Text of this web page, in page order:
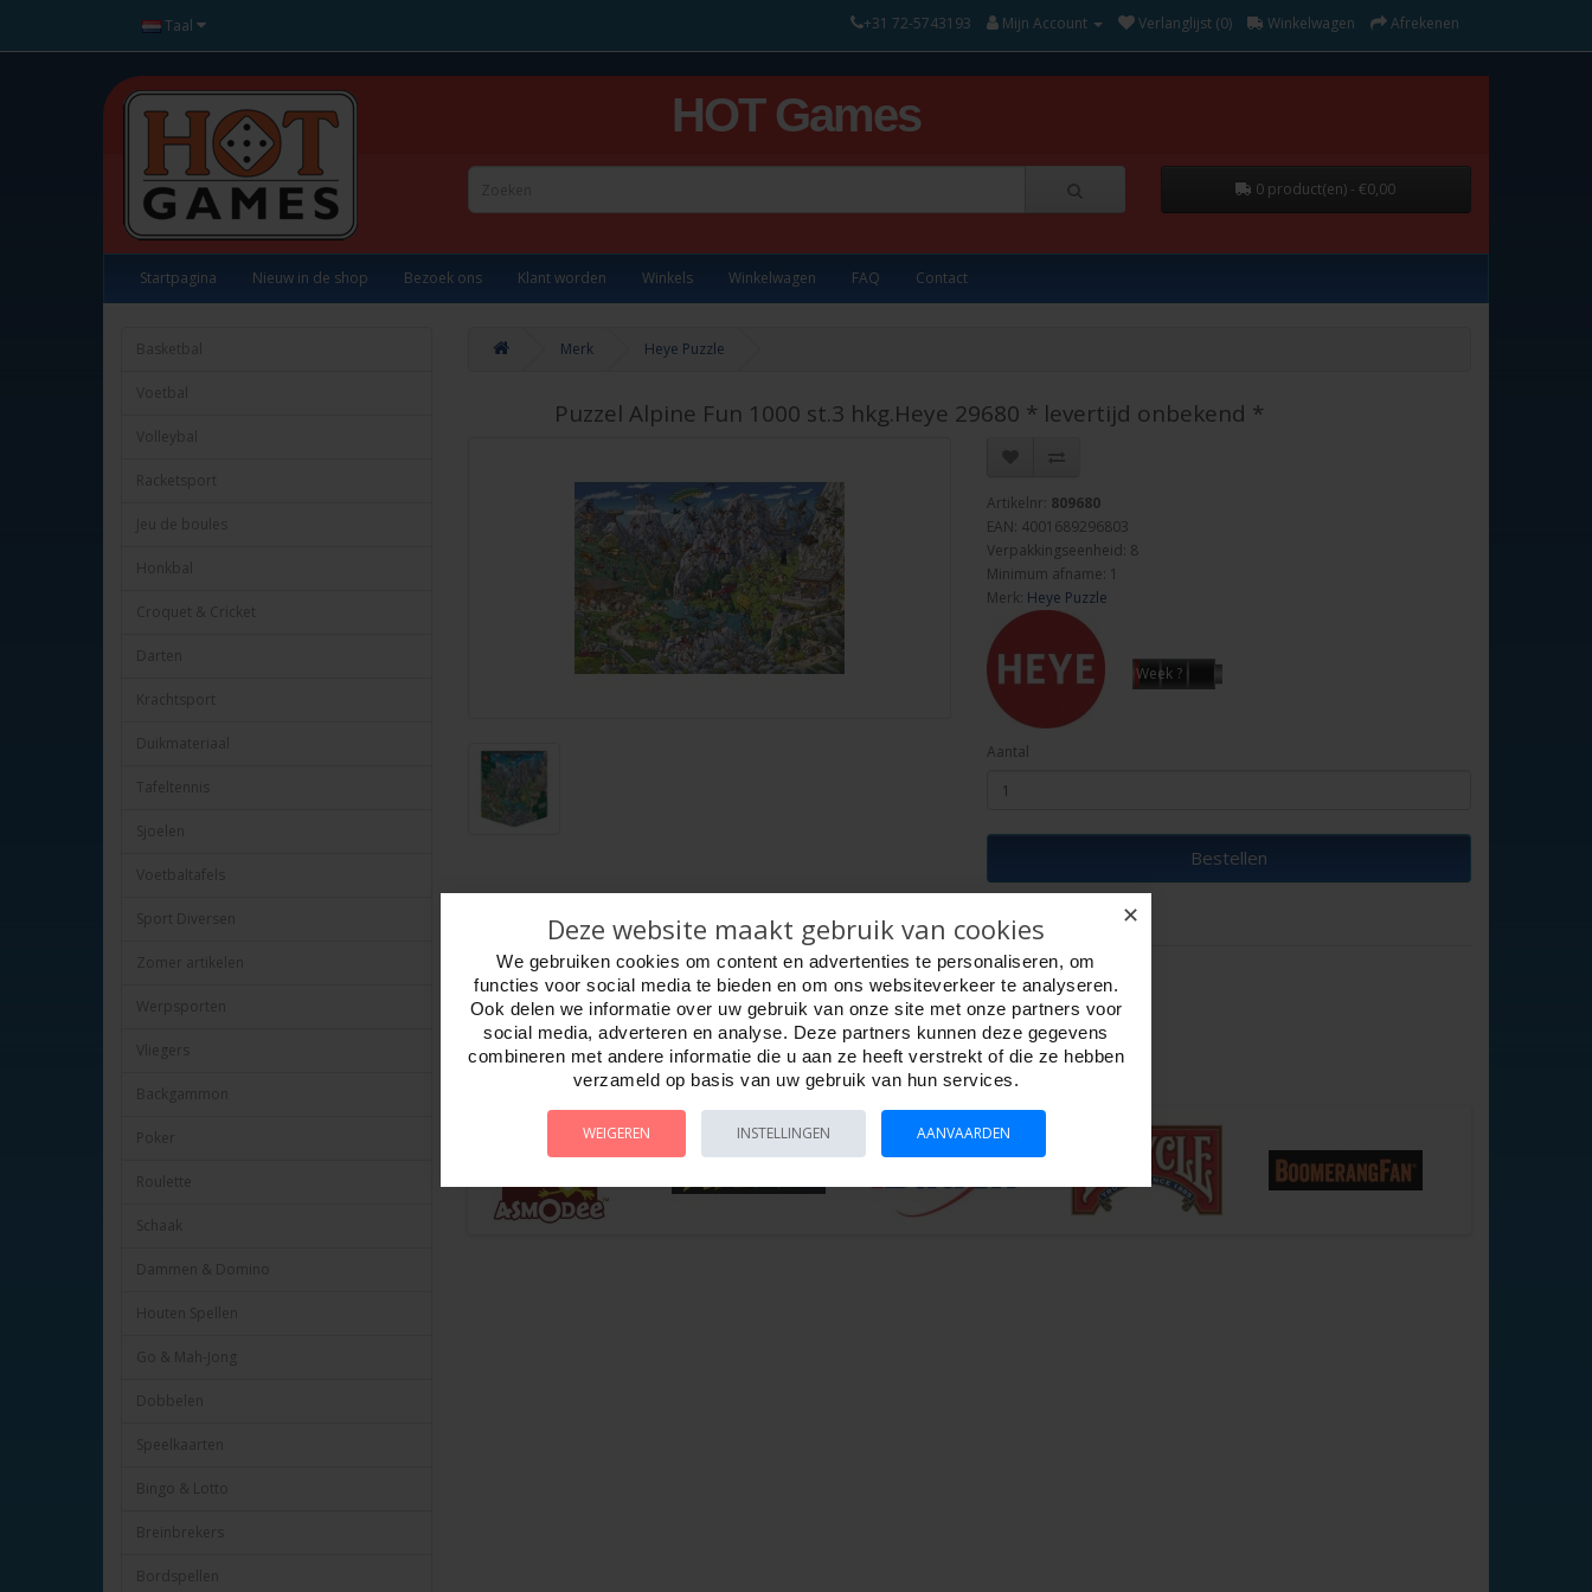
Taal +31 72-5743193 Mijn Account Verlanglijst (0) Winkelwagen Afrekenen
HOT Games
0 product(en) - €0,00
Startpagina Nieuw in de shop Bezoek ons Klant worden Winkels Winkelwagen FAQ Contact
Basketbal
Voetbal
Volleybal
Racketsport
Jeu de boules
Honkbal
Croquet & Cricket
Darten
Krachtsport
Duikmateriaal
Tafeltennis
Sjoelen
Voetbaltafels
Sport Diversen
Zomer artikelen
Werpsporten
Vliegers
Backgammon
Poker
Roulette
Schaak
Dammen & Domino
Houten Spellen
Go & Mah-Jong
Dobbelen
Speelkaarten
Bingo & Lotto
Breinbrekers
Bordspellen
Merk Heye Puzzle
Puzzel Alpine Fun 1000 st.3 hkg.Heye 29680 * levertijd onbekend *
Artikelnr: 809680
EAN: 4001689296803
Verpakkingseenheid: 8
Minimum afname: 1
Merk: Heye Puzzle
Week ?
Aantal
Bestellen
Omschrijving Foto hoge resolutie Details
Puzzel, Alpine Fun,1000 st.3 hkg. Heye 29680
Tekenaar, Birgit Tanck. Serie, Comic.
Afmeting puzzel 70x50 cm.
3 hoekige doos.
✕
Deze website maakt gebruik van cookies
We gebruiken cookies om content en advertenties te personaliseren, om
functies voor social media te bieden en om ons websiteverkeer te analyseren.
Ook delen we informatie over uw gebruik van onze site met onze partners voor
social media, adverteren en analyse. Deze partners kunnen deze gegevens
combineren met andere informatie die u aan ze heeft verstrekt of die ze hebben
verzameld op basis van uw gebruik van hun services.
WEIGEREN INSTELLINGEN AANVAARDEN